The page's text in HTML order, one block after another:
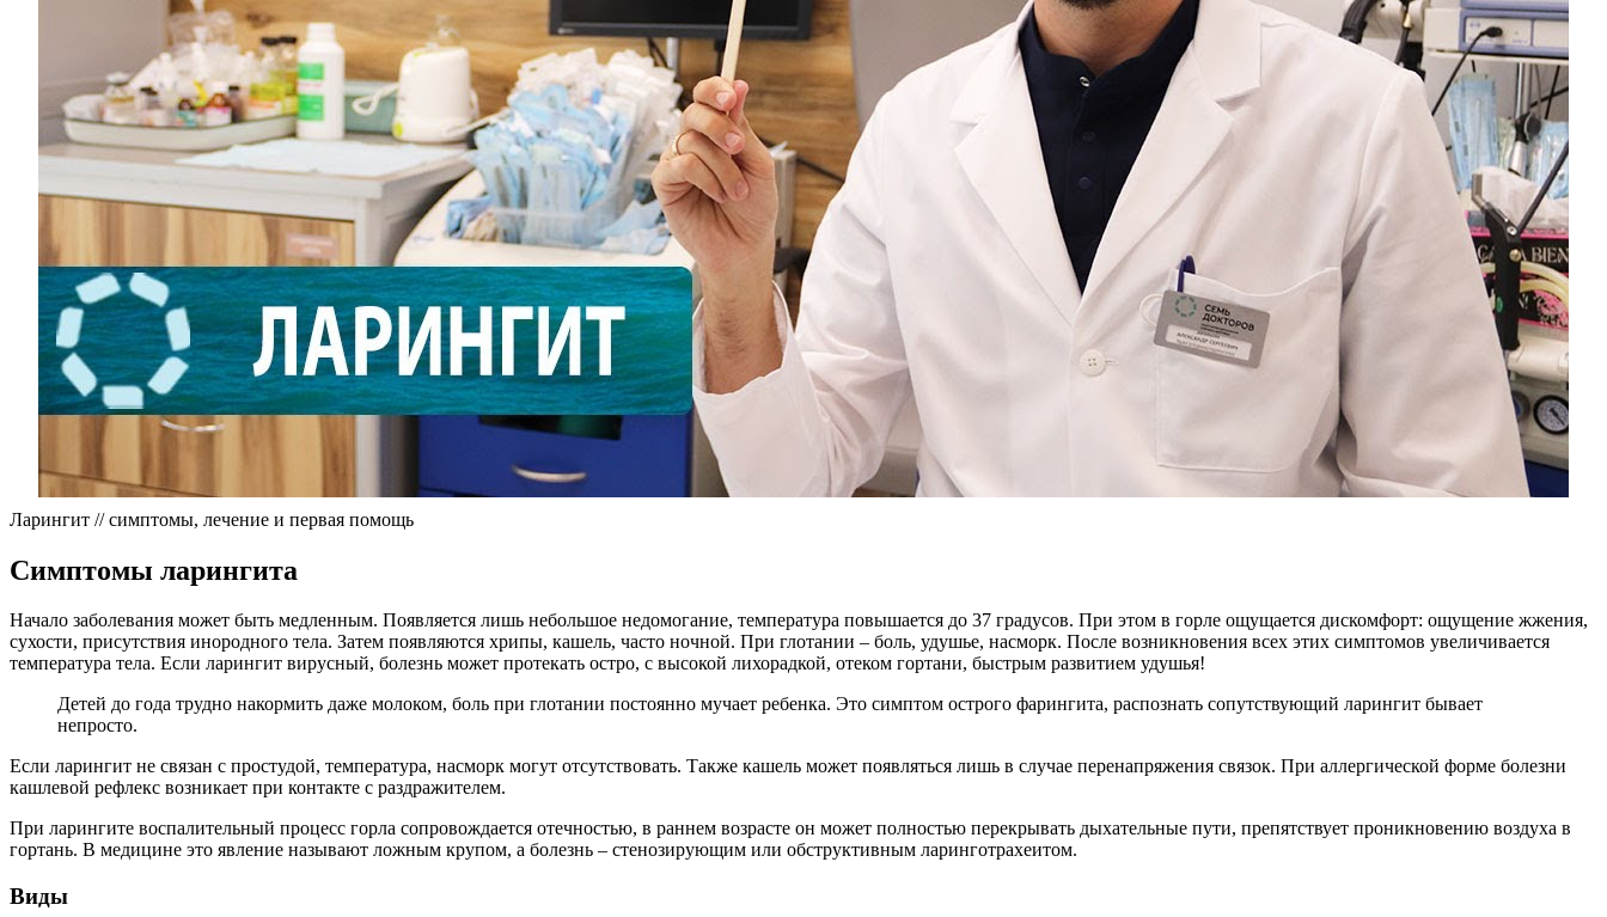
Ларингит // симптомы, лечение и первая помощь
Симптомы ларингита
Начало заболевания может быть медленным. Появляется лишь небольшое недомогание, температура повышается до 37 градусов. При этом в горле ощущается дискомфорт: ощущение жжения,
сухости, присутствия инородного тела. Затем появляются хрипы, кашель, часто ночной. При глотании – боль, удушье, насморк. После возникновения всех этих симптомов увеличивается
температура тела. Если ларингит вирусный, болезнь может протекать остро, с высокой лихорадкой, отеком гортани, быстрым развитием удушья!
Детей до года трудно накормить даже молоком, боль при глотании постоянно мучает ребенка. Это симптом острого фарингита, распознать сопутствующий ларингит бывает
непросто.
Если ларингит не связан с простудой, температура, насморк могут отсутствовать. Также кашель может появляться лишь в случае перенапряжения связок. При аллергической форме болезни
кашлевой рефлекс возникает при контакте с раздражителем.
При ларингите воспалительный процесс горла сопровождается отечностью, в раннем возрасте он может полностью перекрывать дыхательные пути, препятствует проникновению воздуха в
гортань. В медицине это явление называют ложным крупом, а болезнь – стенозирующим или обструктивным ларинготрахеитом.
Виды